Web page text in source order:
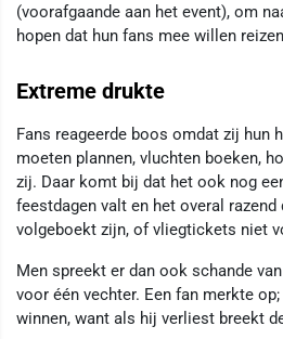
(voorafgaande aan het event), om
hopen dat hun fans mee willen
Extreme drukte
Fans reageerde boos omdat zij hun
moeten plannen, vluchten boeken,
zij. Daar komt bij dat het ook nog
feestdagen valt en het overal razend
volgeboekt zijn, of vliegtickets niet
Men spreekt er dan ook schande
voor één vechter. Een fan merkte
winnen, want als hij verliest breekt